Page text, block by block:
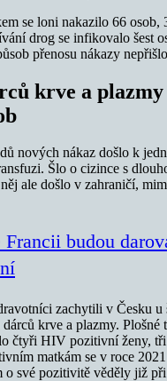
se loni nakazilo 66 osob,
drog se infikovalo šest
přenosu nákazy
krve a
nových nákaz došlo k
Šlo o cizince s
ale došlo v zahraničí,
Francii budou
zachytili v Česku u
krve a plazmy. Plošné
čtyři HIV pozitivní ženy,
matkám se v roce
o své pozitivitě věděly již